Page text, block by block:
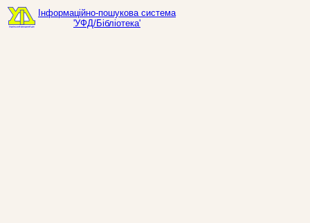
Інформаційно-пошукова система
'УФД/Бібліотека'